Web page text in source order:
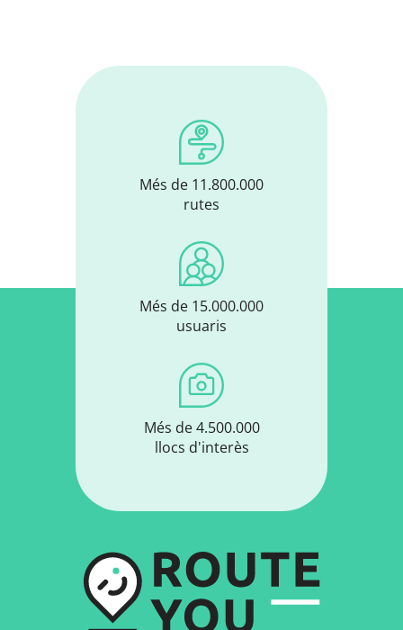
Més de 11.800.000
rutes
Més de 15.000.000
usuaris
Més de 4.500.000
llocs d'interès